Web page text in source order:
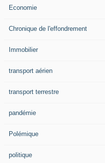
Economie
Chronique de l'effondrement
Immobilier
transport aérien
transport terrestre
pandémie
Polémique
politique